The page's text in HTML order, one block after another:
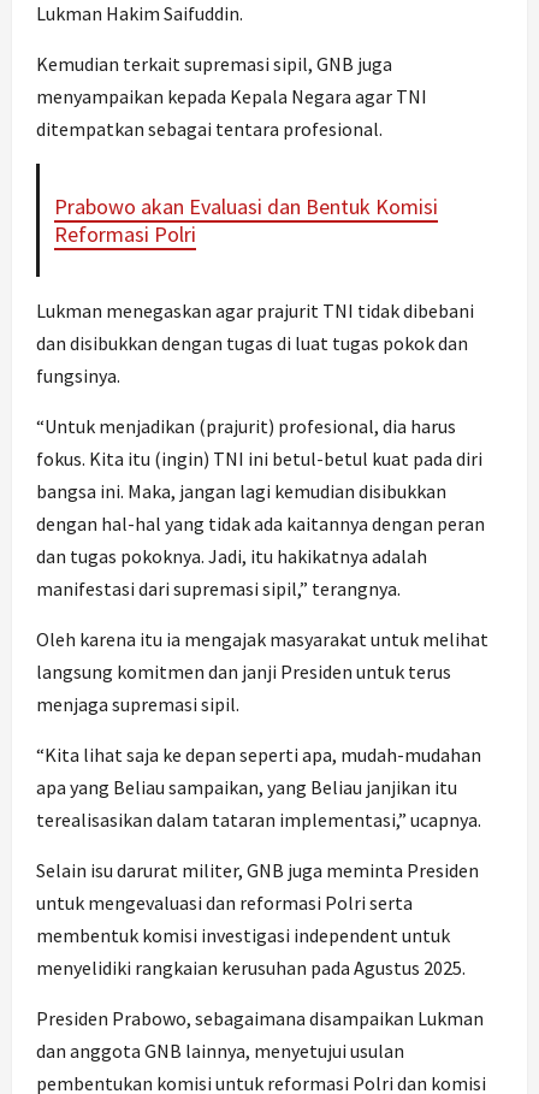
Lukman Hakim Saifuddin.
Kemudian terkait supremasi sipil, GNB juga
menyampaikan kepada Kepala Negara agar TNI
ditempatkan sebagai tentara profesional.
Prabowo akan Evaluasi dan Bentuk Komisi
Reformasi Polri
Lukman menegaskan agar prajurit TNI tidak dibebani
dan disibukkan dengan tugas di luat tugas pokok dan
fungsinya.
“Untuk menjadikan (prajurit) profesional, dia harus
fokus. Kita itu (ingin) TNI ini betul-betul kuat pada diri
bangsa ini. Maka, jangan lagi kemudian disibukkan
dengan hal-hal yang tidak ada kaitannya dengan peran
dan tugas pokoknya. Jadi, itu hakikatnya adalah
manifestasi dari supremasi sipil,” terangnya.
Oleh karena itu ia mengajak masyarakat untuk melihat
langsung komitmen dan janji Presiden untuk terus
menjaga supremasi sipil.
“Kita lihat saja ke depan seperti apa, mudah-mudahan
apa yang Beliau sampaikan, yang Beliau janjikan itu
terealisasikan dalam tataran implementasi,” ucapnya.
Selain isu darurat militer, GNB juga meminta Presiden
untuk mengevaluasi dan reformasi Polri serta
membentuk komisi investigasi independent untuk
menyelidiki rangkaian kerusuhan pada Agustus 2025.
Presiden Prabowo, sebagaimana disampaikan Lukman
dan anggota GNB lainnya, menyetujui usulan
pembentukan komisi untuk reformasi Polri dan komisi